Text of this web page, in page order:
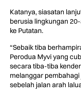
Katanya, siasatan
berusia lingkungan
ke Putatan.
“Sebaik tiba
Perodua Myvi yang
secara tiba-tiba
melanggar
sebelah jalan arah